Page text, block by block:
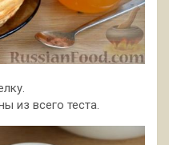
из всего теста.